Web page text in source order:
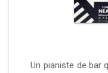
Un pianiste de bar